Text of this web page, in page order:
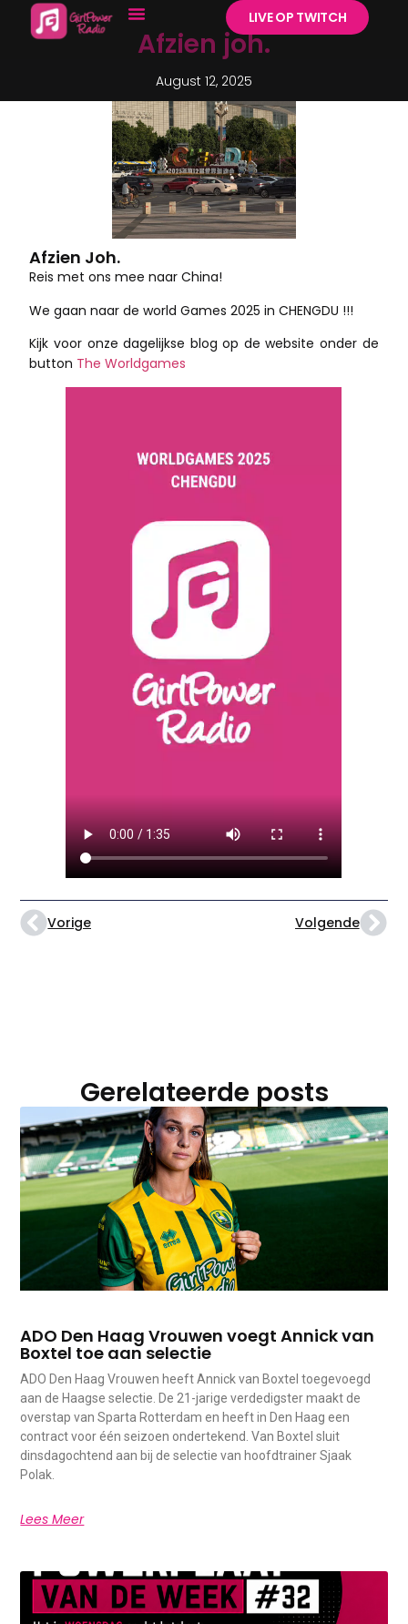
LIVE OP TWITCH
Afzien joh.
August 12, 2025
Afzien Joh.
Reis met ons mee naar China!
We gaan naar de world Games 2025 in CHENGDU !!!
Kijk voor onze dagelijkse blog op de website onder de
button The Worldgames
Vorige Volgende
Gerelateerde posts
ADO Den Haag Vrouwen voegt Annick van
Boxtel toe aan selectie
ADO Den Haag Vrouwen heeft Annick van Boxtel toegevoegd
aan de Haagse selectie. De 21-jarige verdedigster maakt de
overstap van Sparta Rotterdam en heeft in Den Haag een
contract voor één seizoen ondertekend. Van Boxtel sluit
dinsdagochtend aan bij de selectie van hoofdtrainer Sjaak
Polak.
Lees Meer